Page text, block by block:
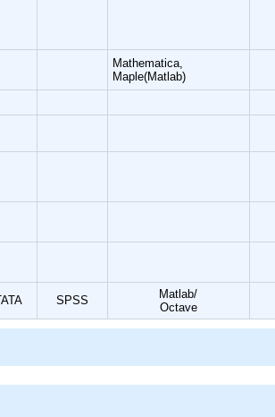
Mathematica,
Maple(Matlab)
SPSS
Matlab/
Octave